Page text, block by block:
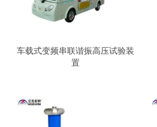
车载式变频串联谐振高压试验装
置